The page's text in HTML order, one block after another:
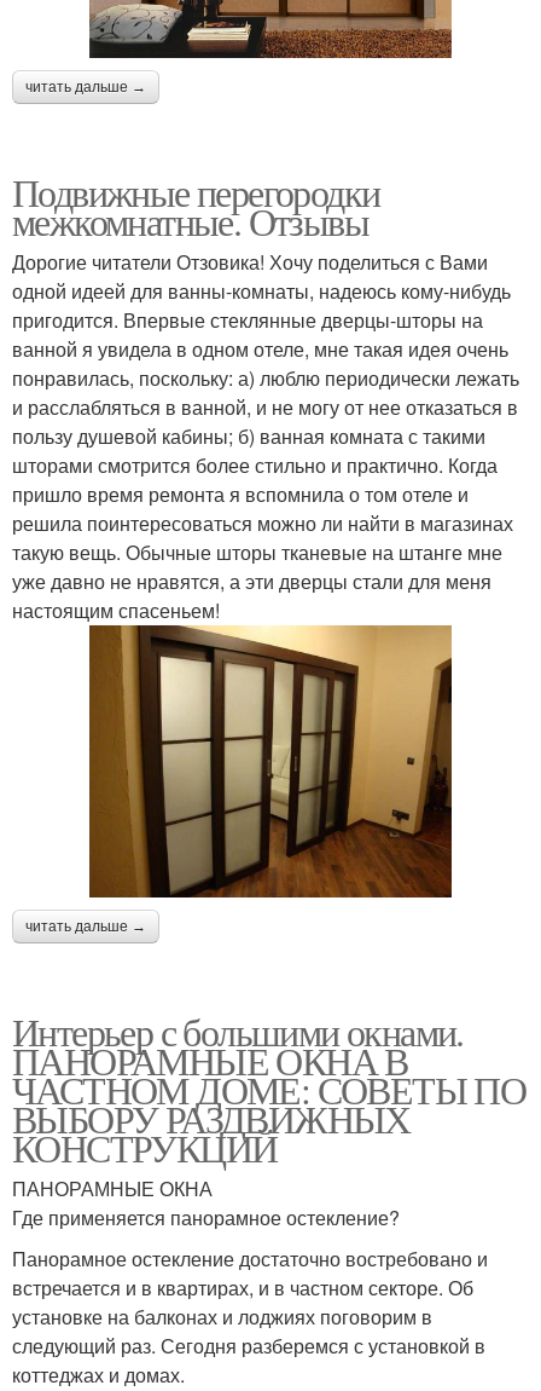
читать дальше →
Подвижные перегородки
межкомнатные. Отзывы
Дорогие читатели Отзовика! Хочу поделиться с Вами
одной идеей для ванны-комнаты, надеюсь кому-нибудь
пригодится. Впервые стеклянные дверцы-шторы на
ванной я увидела в одном отеле, мне такая идея очень
понравилась, поскольку: а) люблю периодически лежать
и расслабляться в ванной, и не могу от нее отказаться в
пользу душевой кабины; б) ванная комната с такими
шторами смотрится более стильно и практично. Когда
пришло время ремонта я вспомнила о том отеле и
решила поинтересоваться можно ли найти в магазинах
такую вещь. Обычные шторы тканевые на штанге мне
уже давно не нравятся, а эти дверцы стали для меня
настоящим спасеньем!
читать дальше →
Интерьер с большими окнами.
ПАНОРАМНЫЕ ОКНА В
ЧАСТНОМ ДОМЕ: СОВЕТЫ ПО
ВЫБОРУ РАЗДВИЖНЫХ
КОНСТРУКЦИЙ
ПАНОРАМНЫЕ ОКНА
Где применяется панорамное остекление?
Панорамное остекление достаточно востребовано и
встречается и в квартирах, и в частном секторе. Об
установке на балконах и лоджиях поговорим в
следующий раз. Сегодня разберемся с установкой в
коттеджах и домах.